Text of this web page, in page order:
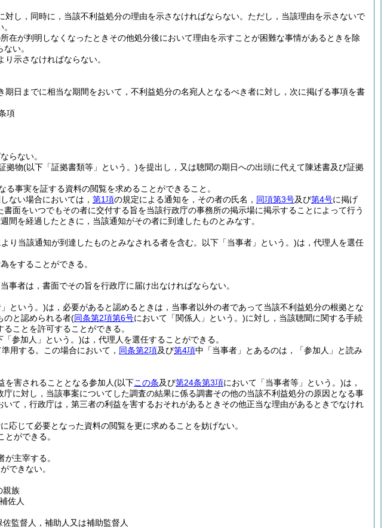
し，同時に，当該不利益処分の理由を示さなければならない。 ただし，当該理由を示さないで
在が判明しなくなったときその他処分後において理由を示すことが困難な事情があるときを除
い。
り示さなければならない。
日までに相当な期間をおいて，不利益処分の名宛人となるべき者に対し，次に掲げる事項を書
項
らない。
拠物(以下「証拠書類等」という。)を提出し，又は聴聞の期日への出頭に代えて陳述書及び証拠
事実を証する資料の閲覧を求めることができること。
ない場合においては， 第1項の規定による通知を，その者の氏名， 同項第3号及び第4号に掲げ
書面をいつでもその者に交付する旨を当該行政庁の事務所の掲示場に掲示することによって行う
間を経過したときに，当該通知がその者に到達したものとみなす。
り当該通知が到達したものとみなされる者を含む。以下「当事者」という。)は，代理人を選任
をすることができる。
者は，書面でその旨を行政庁に届け出なければならない。
という。)は，必要があると認めるときは，当事者以外の者であって当該不利益処分の根拠とな
のと認められる者(同条第2項第6号において「関係人」という。)に対し，当該聴聞に関する手続
ことを許可することができる。
「参加人」という。)は，代理人を選任することができる。
用する。 この場合において， 同条第2項及び第4項中「当事者」とあるのは，「参加人」と読み
を害されることとなる参加人(以下この条及び第24条第3項において「当事者等」という。)は，
に対し，当該事案についてした調査の結果に係る調書その他の当該不利益処分の原因となる事
いて，行政庁は，第三者の利益を害するおそれがあるときその他正当な理由があるときでなけれ
応じて必要となった資料の閲覧を更に求めることを妨げない。
ができる。
主宰する。
できない。
親族
佐人
監督人，補助人又は補助監督人